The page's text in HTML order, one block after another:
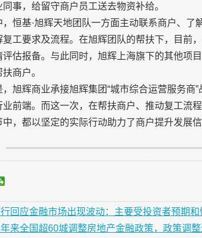
事，给留守商户员工送去物资补给。
恒基·旭辉天地团队一方面主动联系商户、了
工要求及流程。在旭辉团队的帮扶下，目前
评估报备。与此同时，旭辉上海旗下的其他项
商户。
旭辉商业承接旭辉集团“城市综合运营服务商
前端。而这一次，在帮扶商户、推动复工流
，都以坚定的实际行动助力了商户提升发展
回应金融市场出现波动：主要受投资者预期和
来全国超60城调整房地产金融政策，政策调整